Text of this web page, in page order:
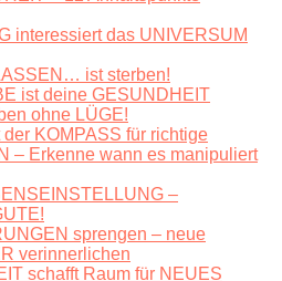
interessiert das UNIVERSUM
ist sterben!
ist deine GESUNDHEIT
ohne LÜGE!
KOMPASS für richtige
– Erkenne wann es manipuliert
–
sprengen – neue
verinnerlichen
schafft Raum für NEUES